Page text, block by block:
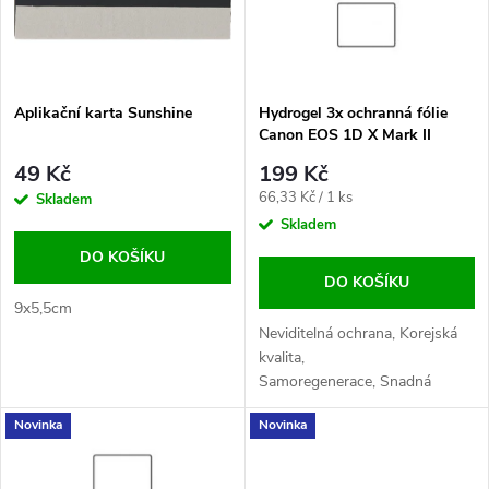
n
p
r
o
d
k
t
i
s
p
r
d
k
Aplikační karta Sunshine
49 Kč
Skladem
DO KOŠÍKU
9x5,5cm
Hydrogel 3x ochranná fólie
Canon EOS 1D X Mark II
199 Kč
Měrná
cena:
66,33 Kč / 1 ks
Skladem
DO KOŠÍKU
Neviditelná ochrana, Korejská
kvalita,
Samoregenerace, Snadná
aplikace, Maximální
citlivost, Odolnost proti
Novinka Novinka